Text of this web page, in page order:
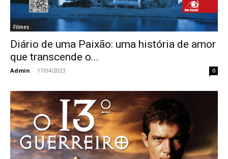
Filmes
Diário de uma Paixão: uma história de amor
que transcende o...
Admin - 17/04/2023 0